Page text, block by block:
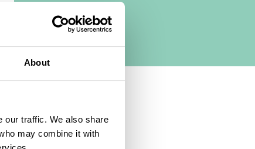
About
our traffic. We also share
may combine it with